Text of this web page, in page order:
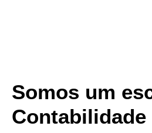
Somos um
Contabilidade